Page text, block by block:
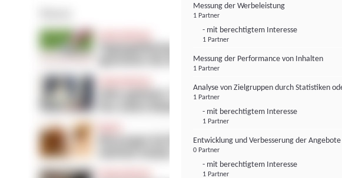
Messung der Werbeleistung
1 Partner
- mit berechtigtem Interesse
1 Partner
Messung der Performance von Inhalten
1 Partner
Analyse von Zielgruppen durch Statistiken
1 Partner
- mit berechtigtem Interesse
1 Partner
Entwicklung und Verbesserung der Angebote
0 Partner
- mit berechtigtem Interesse
1 Partner